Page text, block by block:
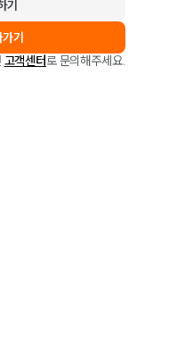
기
기
고객센터로 문의해주세요.